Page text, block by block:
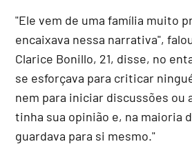
"Ele vem de uma família muito
encaixava nessa narrativa",
Clarice Bonillo, 21, disse, no
se esforçava para criticar
nem para iniciar discussões ou
tinha sua opinião e, na maioria
guardava para si mesmo."